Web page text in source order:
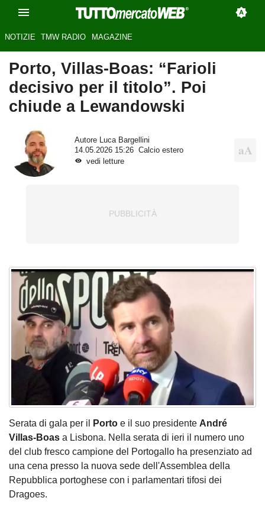
NOTIZIE TMW RADIO MAGAZINE
Porto, Villas-Boas: “Farioli
decisivo per il titolo”. Poi
chiude a Lewandowski
Autore Luca Bargellini
14.05.2026 15:26
Calcio estero
vedi letture
Serata di gala per il Porto e il suo presidente André
Villas-Boas a Lisbona. Nella serata di ieri il numero uno
del club fresco campione del Portogallo ha presenziato ad
una cena presso la nuova sede dell'Assemblea della
Repubblica portoghese con i parlamentari tifosi dei
Dragoes.